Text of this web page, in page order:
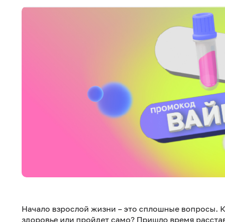
Начало взрослой жизни – это сплошные вопросы.
здоровье или пройдет само? Пришло время